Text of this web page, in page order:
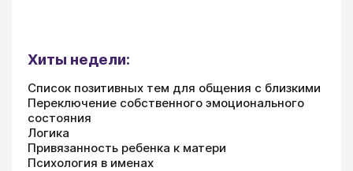
Хиты недели:
Список позитивных тем для общения с близкими
Переключение собственного эмоционального
состояния
Логика
Привязанность ребенка к матери
Психология в именах